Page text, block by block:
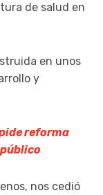
de salud en
en unos
y
reforma
nos cedió